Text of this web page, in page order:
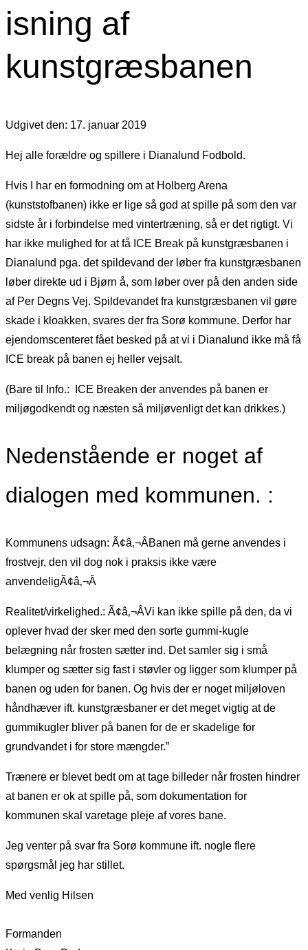
isning af
kunstgræsbanen
Udgivet den: 17. januar 2019
Hej alle forældre og spillere i Dianalund Fodbold.
Hvis I har en formodning om at Holberg Arena
(kunststofbanen) ikke er lige så god at spille på som den var
sidste år i forbindelse med vintertræning, så er det rigtigt. Vi
har ikke mulighed for at få ICE Break på kunstgræsbanen i
Dianalund pga. det spildevand der løber fra kunstgræsbanen
løber direkte ud i Bjørn å, som løber over på den anden side
af Per Degns Vej. Spildevandet fra kunstgræsbanen vil gøre
skade i kloakken, svares der fra Sorø kommune. Derfor har
ejendomscenteret fået besked på at vi i Dianalund ikke må få
ICE break på banen ej heller vejsalt.
(Bare til Info.: ICE Breaken der anvendes på banen er
miljøgodkendt og næsten så miljøvenligt det kan drikkes.)
Nedenstående er noget af
dialogen med kommunen. :
Kommunens udsagn: Ã¢â‚¬ÂBanen må gerne anvendes i
frostvejr, den vil dog nok i praksis ikke være
anvendeligÃ¢â‚¬Â
Realitet/virkelighed.: Ã¢â‚¬ÂVi kan ikke spille på den, da vi
oplever hvad der sker med den sorte gummi-kugle
belægning når frosten sætter ind. Det samler sig i små
klumper og sætter sig fast i støvler og ligger som klumper på
banen og uden for banen. Og hvis der er noget miljøloven
håndhæver ift. kunstgræsbaner er det meget vigtig at de
gummikugler bliver på banen for de er skadelige for
grundvandet i for store mængder.”
Trænere er blevet bedt om at tage billeder når frosten hindrer
at banen er ok at spille på, som dokumentation for
kommunen skal varetage pleje af vores bane.
Jeg venter på svar fra Sorø kommune ift. nogle flere
spørgsmål jeg har stillet.
Med venlig Hilsen
Formanden